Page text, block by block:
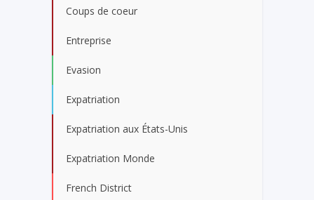
Coups de coeur
Entreprise
Evasion
Expatriation
Expatriation aux États-Unis
Expatriation Monde
French District